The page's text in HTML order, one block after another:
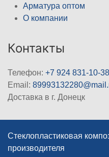
Арматура оптом
О компании
Контакты
Телефон: +7 924 831-10-38
Email:
Доставка в г. Донецк
Стеклопластиковая
производителя